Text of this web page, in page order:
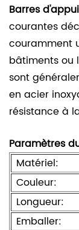
Barres
courantes
couramment
bâtiments ou
sont
en acier
résistance à
Paramètres
Matériel:
Couleur:
Longueur:
Emballer: